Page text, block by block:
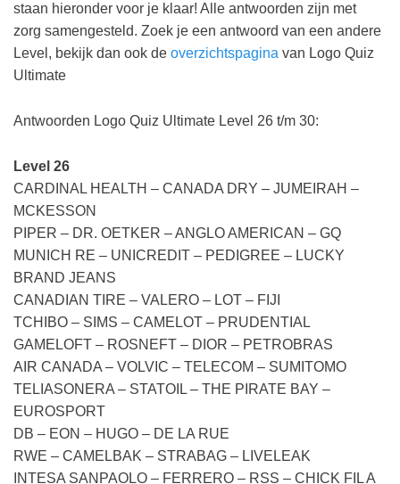
staan hieronder voor je klaar! Alle antwoorden zijn met
zorg samengesteld. Zoek je een antwoord van een andere
Level, bekijk dan ook de overzichtspagina van Logo Quiz
Ultimate
Antwoorden Logo Quiz Ultimate Level 26 t/m 30:
Level 26
CARDINAL HEALTH – CANADA DRY – JUMEIRAH –
MCKESSON
PIPER – DR. OETKER – ANGLO AMERICAN – GQ
MUNICH RE – UNICREDIT – PEDIGREE – LUCKY
BRAND JEANS
CANADIAN TIRE – VALERO – LOT – FIJI
TCHIBO – SIMS – CAMELOT – PRUDENTIAL
GAMELOFT – ROSNEFT – DIOR – PETROBRAS
AIR CANADA – VOLVIC – TELECOM – SUMITOMO
TELIASONERA – STATOIL – THE PIRATE BAY –
EUROSPORT
DB – EON – HUGO – DE LA RUE
RWE – CAMELBAK – STRABAG – LIVELEAK
INTESA SANPAOLO – FERRERO – RSS – CHICK FIL A